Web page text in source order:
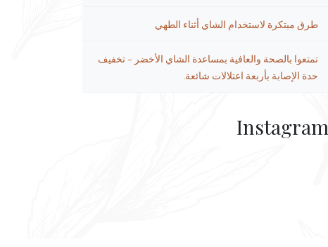
طرق مبتكرة لاستخدام الشاي أثناء الطهي
تمتعوا بالصحة والعافية بمساعدة الشاي الأخضر – تخفيف
حدة الإصابة بأربعة اعتلالات شائعة.
Instagram